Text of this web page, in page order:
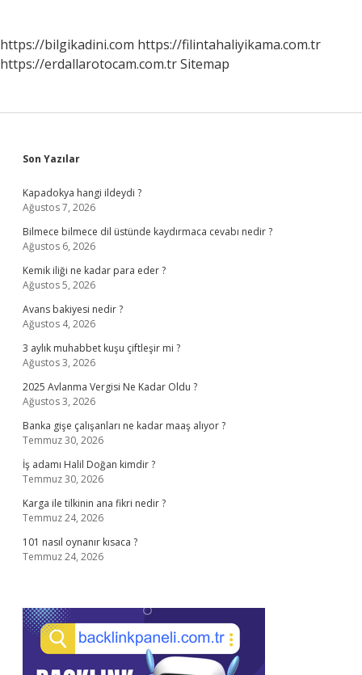
Baharatı
Konur
https://bilgikadini.com https://filintahaliyikama.com.tr
https://erdallarotocam.com.trSitemap
Sidebar
Son Yazılar
Kapadokya hangi ildeydi ?
Ağustos 7, 2026
Bilmece bilmece dil üstünde kaydırmaca cevabı nedir ?
Ağustos 6, 2026
Kemik iliği ne kadar para eder ?
Ağustos 5, 2026
Avans bakiyesi nedir ?
Ağustos 4, 2026
3 aylık muhabbet kuşu çiftleşir mi ?
Ağustos 3, 2026
2025 Avlanma Vergisi Ne Kadar Oldu ?
Ağustos 3, 2026
Banka gişe çalışanları ne kadar maaş alıyor ?
Temmuz 30, 2026
İş adamı Halil Doğan kimdir ?
Temmuz 30, 2026
Karga ile tilkinin ana fikri nedir ?
Temmuz 24, 2026
101 nasıl oynanır kısaca ?
Temmuz 24, 2026